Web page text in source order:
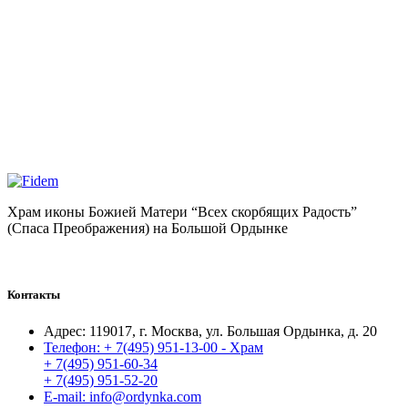
Храм иконы Божией Матери “Всех скорбящих Радость”
(Спаса Преображения) на Большой Ордынке
Контакты
Адрес: 119017, г. Москва, ул. Большая Ордынка, д. 20
Телефон: + 7(495) 951-13-00 - Храм
+ 7(495) 951-60-34
+ 7(495) 951-52-20
E-mail: info@ordynka.com